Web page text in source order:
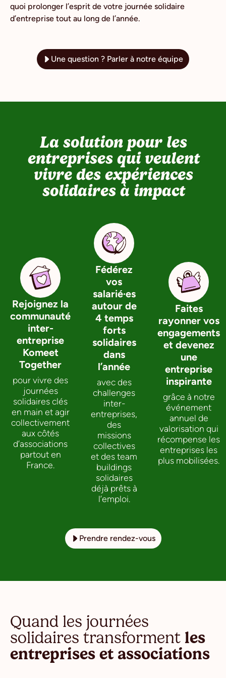
quoi prolonger l’esprit de votre journée solidaire
d’entreprise tout au long de l’année.
Une question ? Parler à notre équipe
La solution pour les
entreprises qui veulent
vivre des expériences
solidaires à impact
Rejoignez la
communauté
inter-
entreprise
Komeet
Together
pour vivre des
journées
solidaires clés
en main et agir
collectivement
aux côtés
d’associations
partout en
France.
Fédérez
vos
salarié·es
autour de
4 temps
forts
solidaires
dans
l’année
avec des
challenges
inter-
entreprises,
des
missions
collectives
et des team
buildings
solidaires
déjà prêts à
l’emploi.
Faites
rayonner vos
engagements
et devenez
une
entreprise
inspirante
grâce à notre
événement
annuel de
valorisation qui
récompense les
entreprises les
plus mobilisées.
Prendre rendez-vous
Quand les journées
solidaires transforment les
entreprises et associations